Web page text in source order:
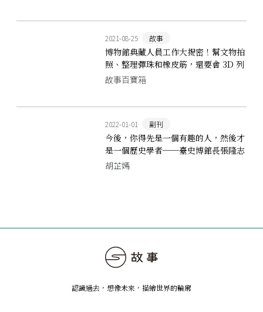
2021-08-25 故事
博物館典藏人員工作大揭密！幫文物拍
照、整理彈珠和橡皮筋，還要會 3D 列
印
故事百寶箱
2022-01-01 副刊
今後，你得先是一個有趣的人，然後才
是一個歷史學者──臺史博館長張隆志
專訪
胡芷嫣
認識過去，想像未來 ， 描繪世界的輪廓